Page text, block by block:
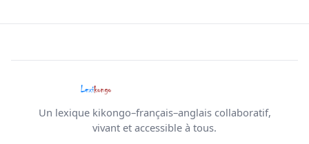
Un lexique kikongo–français–anglais collaboratif,
vivant et accessible à tous.